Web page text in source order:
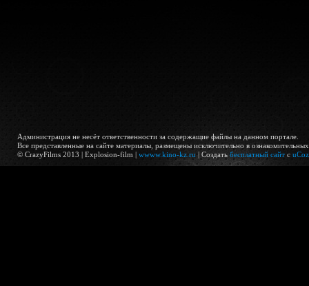
Администрация не несёт ответственности за содержащие файлы на данном портале.
Все представленные на сайте материалы, размещены исключительно в
© CrazyFilms 2013 | Explosion-film | wwww.kino-kz.ru | Создать бесплатный сайт с uCoz